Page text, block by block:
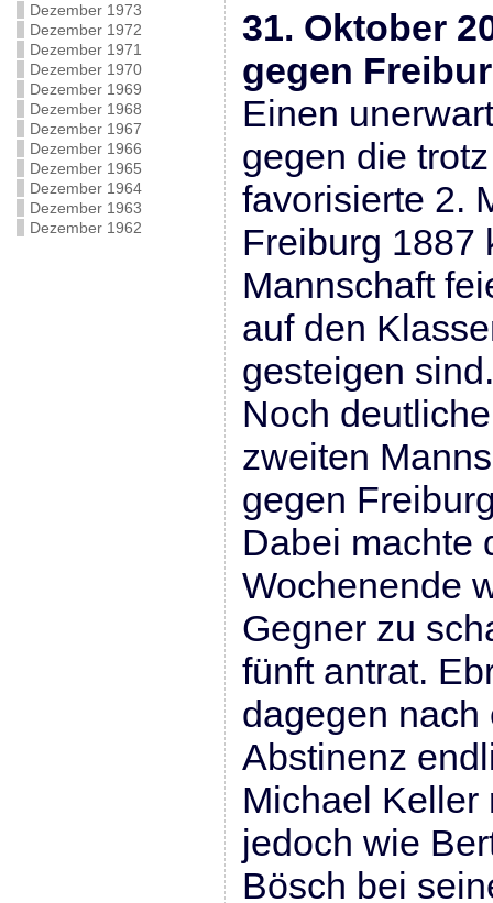
Dezember 1973
Dezember 1972
Dezember 1971
Dezember 1970
Dezember 1969
Dezember 1968
Dezember 1967
Dezember 1966
Dezember 1965
Dezember 1964
Dezember 1963
Dezember 1962
31. Oktober
gegen
Einen
gegen die
favorisierte 2.
Freiburg 1887
Mannschaft
auf den
gesteigen sind.
Noch
zweiten
gegen
Dabei machte
Wochenende
Gegner zu
fünft antrat.
dagegen
Abstinenz
Michael Keller
jedoch wie
Bösch bei